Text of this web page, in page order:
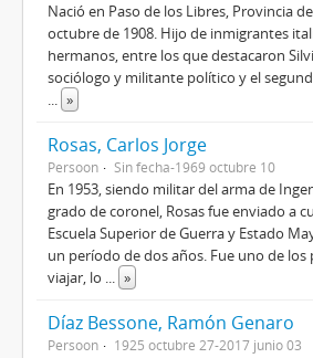
Nació en Paso de los Libres, Provincia
octubre de 1908. Hijo de inmigrantes
hermanos, entre los que destacaron
sociólogo y militante político y el
... »
Rosas, Carlos Jorge
Persoon Sin fecha-1969 octubre 10
En 1953, siendo militar del arma de
grado de coronel, Rosas fue enviado a
Escuela Superior de Guerra y Estado
un período de dos años. Fue uno de
viajar, lo ... »
Díaz Bessone, Ramón Genaro
Persoon 1925 octubre 27-2017 junio 03